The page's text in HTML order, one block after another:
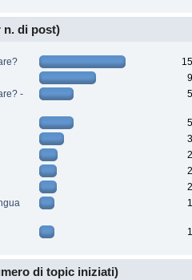
n. di post)
-
di topic iniziati)